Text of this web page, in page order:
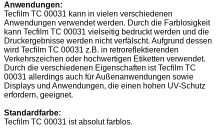
Anwendungen:
Tecfilm TC 00031 kann in vielen verschiedenen
Anwendungen verwendet werden. Durch die Farblosigkeit
kann Tecfilm TC 00031 vielseitig bedruckt werden und die
Druckergebnisse werden nicht verfälscht. Aufgrund dessen
wird Tecfilm TC 00031 z.B. in retroreflektierenden
Verkehrszeichen oder hochwertigen Etiketten verwendet.
Durch die verschiedenen Eigenschaften ist Tecfilm TC
00031 allerdings auch für Außenanwendungen sowie
Displays und Anwendungen, die einen hohen UV-Schutz
erfordern, geeignet.
Standardfarbe:
Tecfilm TC 00031 ist absolut farblos.